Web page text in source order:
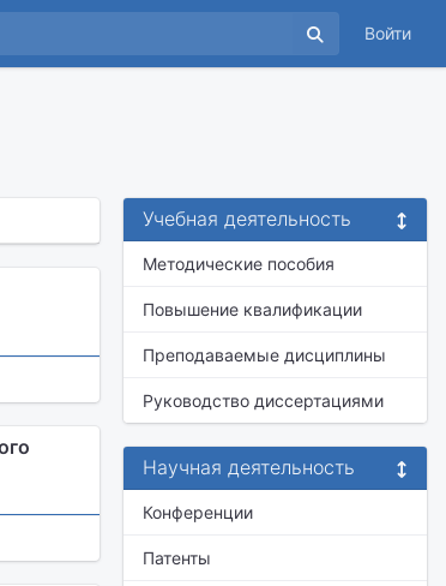
Войти
Учебная деятельность
Методические пособия
Повышение квалификации
Преподаваемые дисциплины
Руководство диссертациями
Научная деятельность
Конференции
Патенты